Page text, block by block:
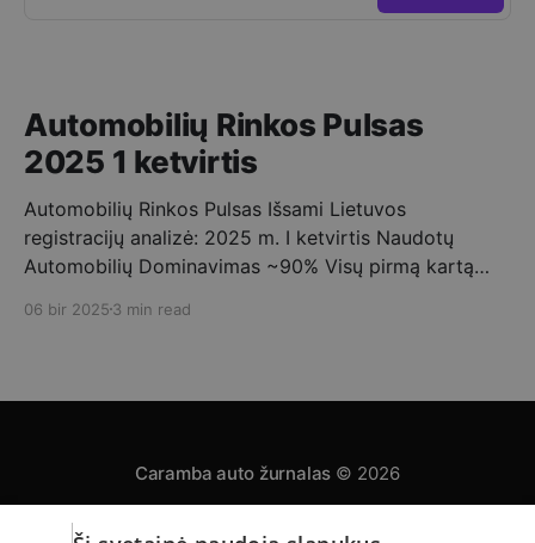
Automobilių Rinkos Pulsas
2025 1 ketvirtis
Automobilių Rinkos Pulsas Išsami Lietuvos
registracijų analizė: 2025 m. I ketvirtis Naudotų
Automobilių Dominavimas ~90% Visų pirmą kartą
Importo Amžius 10-15 metų – tipinis Lietuvoje
stebimas nuoseklus pirmą kartą Lietuvoje
06 bir 2025 3 min read
Caramba auto žurnalas © 2026